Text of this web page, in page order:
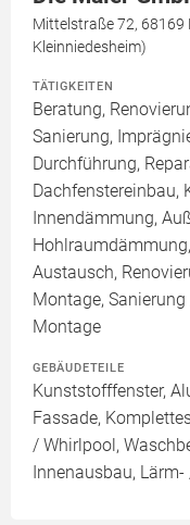
Mittelstraße 72, 68169
Kleinniedesheim)
TÄTIGKEITEN
Beratung,
Sanierung,
Durchführung,
Dachfenstereinbau,
Innendämmung,
Austausch,
Montage,
Montage
GEBÄUDETEILE
Kunststofffenster,
Fassade,
/ Whirlpool,
Innenausbau,